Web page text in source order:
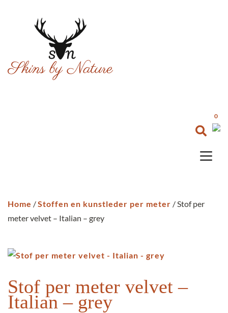
0
Home /Stoffen en kunstleder per meter / Stof per
meter velvet – Italian – grey
Stof per meter velvet –
Italian – grey